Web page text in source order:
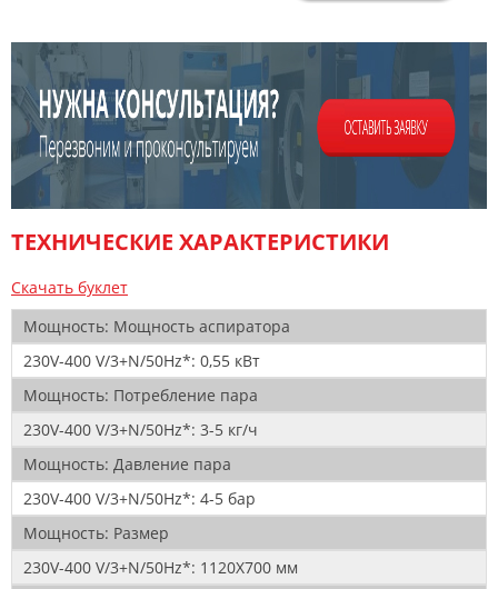
ТЕХНИЧЕСКИЕ ХАРАКТЕРИСТИКИ
Скачать буклет
Мощность: Мощность аспиратора
230V-400 V/3+N/50Hz*: 0,55 кВт
Мощность: Потребление пара
230V-400 V/3+N/50Hz*: 3-5 кг/ч
Мощность: Давление пара
230V-400 V/3+N/50Hz*: 4-5 бар
Мощность: Размер
230V-400 V/3+N/50Hz*: 1120Х700 мм